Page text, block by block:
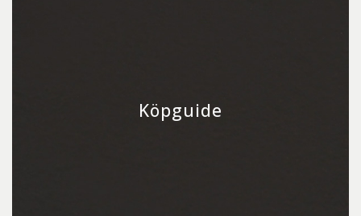
Köpguide